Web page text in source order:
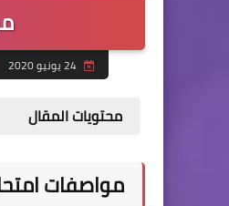
24 يونيو 2020
محتويات المقال
مواصفات